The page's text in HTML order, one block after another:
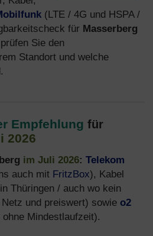
(LTE / 4G und HSPA /
für Masserberg
prüfen Sie den
Standort und welche
Empfehlung für
2026
im Juli 2026: Telekom
auch mit FritzBox), Kabel
Thüringen / auch wo kein
und preiswert) sowie o2
Mindestlaufzeit).